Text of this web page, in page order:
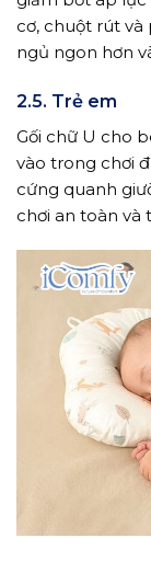
cơ, chuột rút và
ngủ ngon hơn
2.5. Trẻ em
Gối chữ U cho
vào trong chơi
cứng quanh
chơi an toàn và